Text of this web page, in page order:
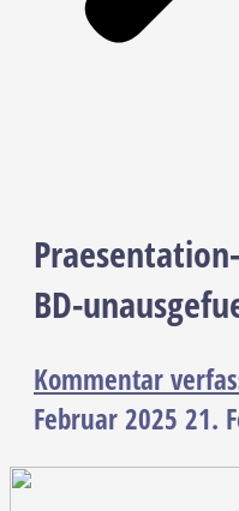
BD-
Kommentar
Februar 2025 21.